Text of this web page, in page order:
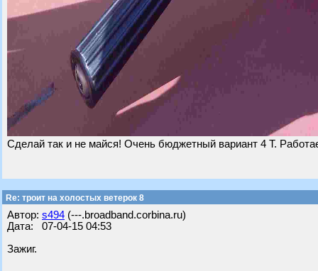
Сделай так и не майся! Очень бюджетный вариант 4 Т.
Re: троит на холостых ветерок 8
Автор: s494 (---.broadband.corbina.ru)
Дата: 07-04-15 04:53
Зажиг.